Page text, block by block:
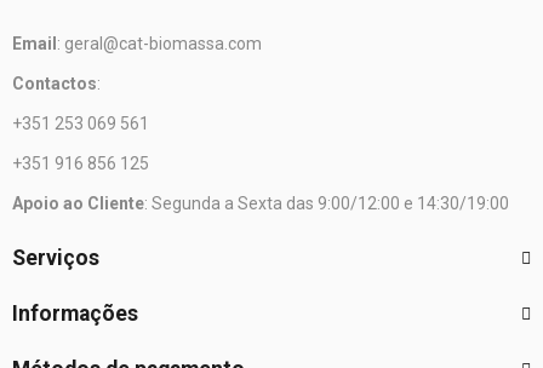
Email : geral@cat-biomassa.com
Contactos:
+351 253 069 561
+351 916 856 125
Apoio ao Cliente: Segunda a Sexta das 9:00/12:00 e 14:30/19:00
Serviços
Informações